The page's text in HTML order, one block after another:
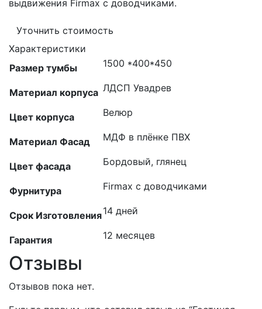
выдвижения Firmax с доводчиками.
Уточнить стоимость
Характеристики
Размер тумбы
1500 *400*450
Материал корпуса ЛДСП Увадрев
Цвет корпуса Велюр
Материал Фасад МДФ в плёнке ПВХ
Цвет фасада Бордовый, глянец
Фурнитура Firmax с доводчиками
Срок Изготовления14 дней
Гарантия 12 месяцев
Отзывы
Отзывов пока нет.